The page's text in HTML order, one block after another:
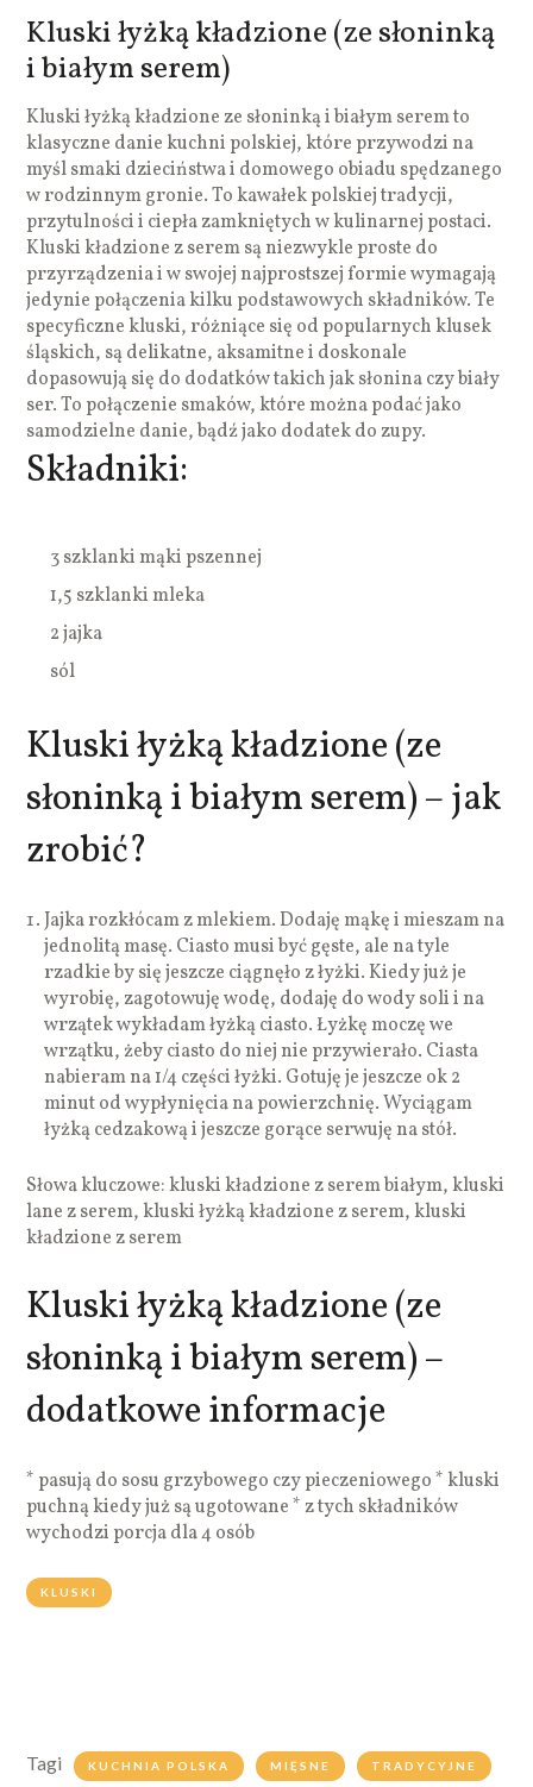
Kluski łyżką kładzione (ze słoninką
i białym serem)
Kluski łyżką kładzione ze słoninką i białym serem to
klasyczne danie kuchni polskiej, które przywodzi na
myśl smaki dzieciństwa i domowego obiadu spędzanego
w rodzinnym gronie. To kawałek polskiej tradycji,
przytulności i ciepła zamkniętych w kulinarnej postaci.
Kluski kładzione z serem są niezwykle proste do
przyrządzenia i w swojej najprostszej formie wymagają
jedynie połączenia kilku podstawowych składników. Te
specyficzne kluski, różniące się od popularnych klusek
śląskich, są delikatne, aksamitne i doskonale
dopasowują się do dodatków takich jak słonina czy biały
ser. To połączenie smaków, które można podać jako
samodzielne danie, bądź jako dodatek do zupy.
Składniki:
3 szklanki mąki pszennej
1,5 szklanki mleka
2 jajka
sól
Kluski łyżką kładzione (ze
słoninką i białym serem) – jak
zrobić?
Jajka rozkłócam z mlekiem. Dodaję mąkę i mieszam na
jednolitą masę. Ciasto musi być gęste, ale na tyle
rzadkie by się jeszcze ciągnęło z łyżki. Kiedy już je
wyrobię, zagotowuję wodę, dodaję do wody soli i na
wrzątek wykładam łyżką ciasto. Łyżkę moczę we
wrzątku, żeby ciasto do niej nie przywierało. Ciasta
nabieram na 1/4 części łyżki. Gotuję je jeszcze ok 2
minut od wypłynięcia na powierzchnię. Wyciągam
łyżką cedzakową i jeszcze gorące serwuję na stół.
Słowa kluczowe: kluski kładzione z serem białym, kluski
lane z serem, kluski łyżką kładzione z serem, kluski
kładzione z serem
Kluski łyżką kładzione (ze
słoninką i białym serem) –
dodatkowe informacje
* pasują do sosu grzybowego czy pieczeniowego * kluski
puchną kiedy już są ugotowane * z tych składników
wychodzi porcja dla 4 osób
KLUSKI
Tagi KUCHNIA POLSKA MIĘSNE TRADYCYJNE